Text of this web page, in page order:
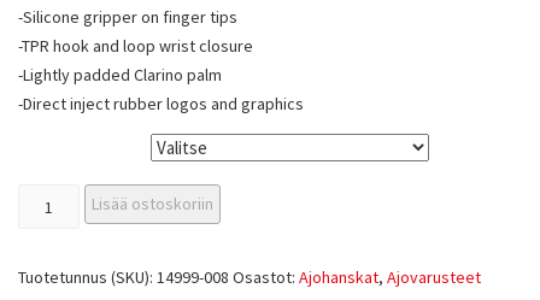
-Silicone gripper on finger tips
-TPR hook and loop wrist closure
-Lightly padded Clarino palm
-Direct inject rubber logos and graphics
Lisää ostoskoriin
Tuotetunnus (SKU): 14999-008 Osastot: Ajohanskat, Ajovarusteet